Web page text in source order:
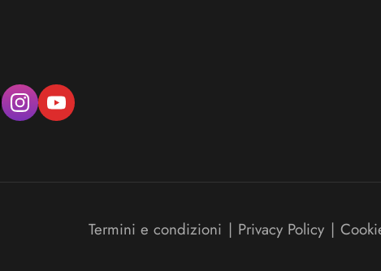
instagramyoutube
Termini e condizioni | Privacy Policy |